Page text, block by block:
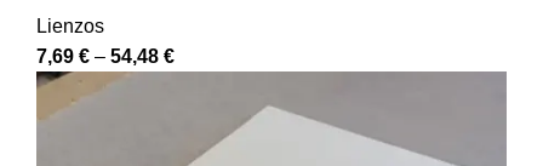
Lienzos
7,69 € – 54,48 €